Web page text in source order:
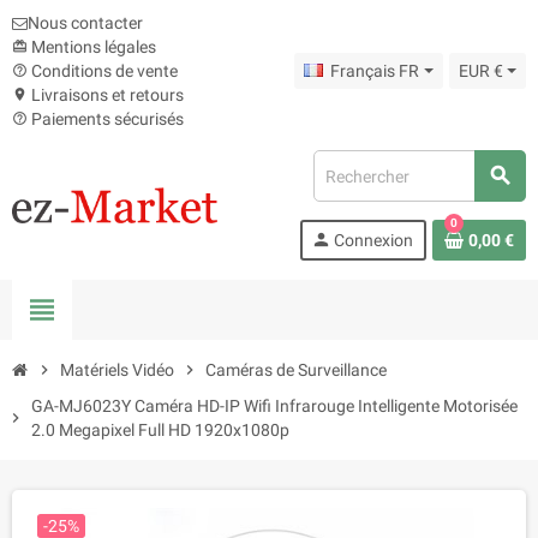
Nous contacter
card_giftcard Mentions légales
help_outline Conditions de vente
location_on Livraisons et retours
help_outline Paiements sécurisés
Français FR EUR €
search
person Connexion
0
0,00 €
view_headline
chevron_right Matériels Vidéo chevron_right Caméras de Surveillance
chevron_right
GA-MJ6023Y Caméra HD-IP Wifi Infrarouge Intelligente Motorisée
2.0 Megapixel Full HD 1920x1080p
-25%